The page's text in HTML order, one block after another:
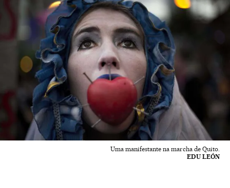
Uma manifestante na marcha de Quito.
EDU LEÓN